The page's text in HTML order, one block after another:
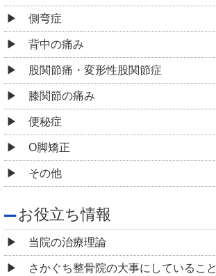
側弯症
背中の痛み
股関節痛・変形性股関節症
膝関節の痛み
便秘症
O脚矯正
その他
お役立ち情報
当院の治療理論
さかぐち整骨院の大事にしていること